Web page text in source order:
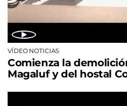
VÍDEO NOTICIAS
Comienza la
Magaluf y del hostal